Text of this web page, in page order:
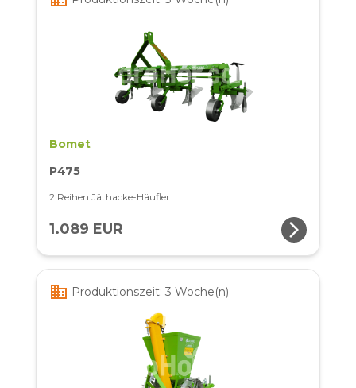
Bomet
P475
2 Reihen Jäthacke-Häufler
1.089 EUR arrow_forward_ios
business Produktionszeit: 3 Woche(n)